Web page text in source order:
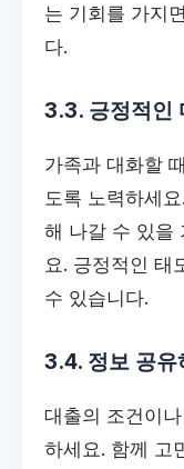
는 기회를 가지
다.
3.3. 긍정적인
가족과 대화할
도록 노력하세
해 나갈 수 있을
요. 긍정적인 태
수 있습니다.
3.4. 정보 공유
대출의 조건이
하세요. 함께 고